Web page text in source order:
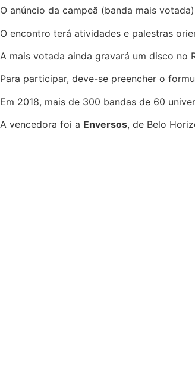
O anúncio da campeã (banda mais
O encontro terá atividades e palestras
A mais votada ainda gravará um disco no
Para participar, deve-se preencher o
Em 2018, mais de 300 bandas de 60
A vencedora foi a Enversos, de Belo